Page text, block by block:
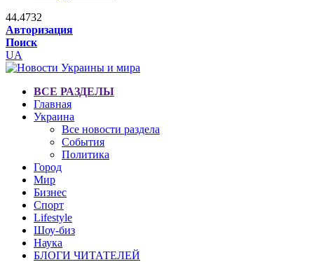
44.4732
Авторизация
Поиск
UA
ВСЕ РАЗДЕЛЫ
Главная
Украина
Все новости раздела
События
Политика
Город
Мир
Бизнес
Спорт
Lifestyle
Шоу-биз
Наука
БЛОГИ ЧИТАТЕЛЕЙ